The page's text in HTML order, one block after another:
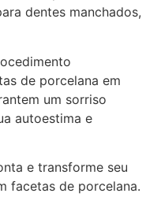
dentes manchados,
de porcelana em
um sorriso
autoestima e
e transforme seu
facetas de porcelana.